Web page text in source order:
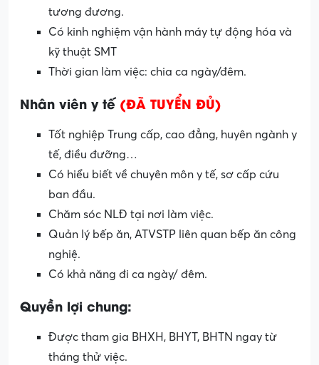
tương đương.
Có kinh nghiệm vận hành máy tự động hóa và
kỹ thuật SMT
Thời gian làm việc: chia ca ngày/đêm.
Nhân viên y tế (ĐÃ TUYỂN ĐỦ)
Tốt nghiệp Trung cấp, cao đẳng, huyên ngành y
tế, điều đưỡng…
Có hiểu biết về chuyên môn y tế, sơ cấp cứu
ban đầu.
Chăm sóc NLĐ tại nơi làm việc.
Quản lý bếp ăn, ATVSTP liên quan bếp ăn công
nghiệ.
Có khả năng đi ca ngày/ đêm.
Quyền lợi chung:
Được tham gia BHXH, BHYT, BHTN ngay từ
tháng thử việc.